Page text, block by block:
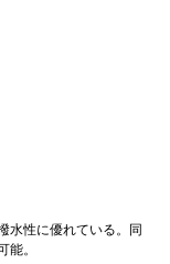
水性に優れている。同
。